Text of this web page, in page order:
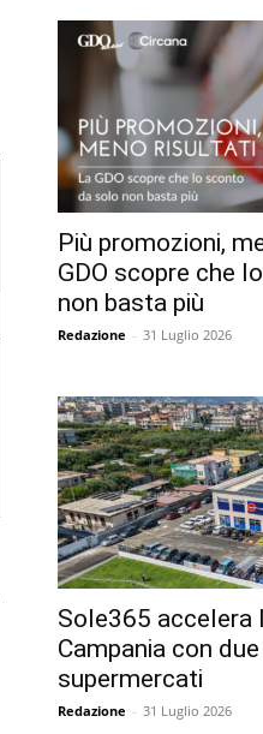
Più promozioni,
GDO scopre che
non basta più
Redazione - 31 Luglio 2026
Sole365 accelera
Campania con
supermercati
Redazione - 31 Luglio 2026